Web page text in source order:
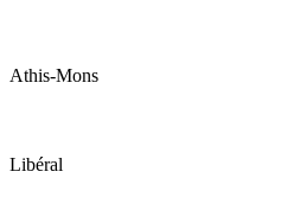
Athis-Mons
Libéral